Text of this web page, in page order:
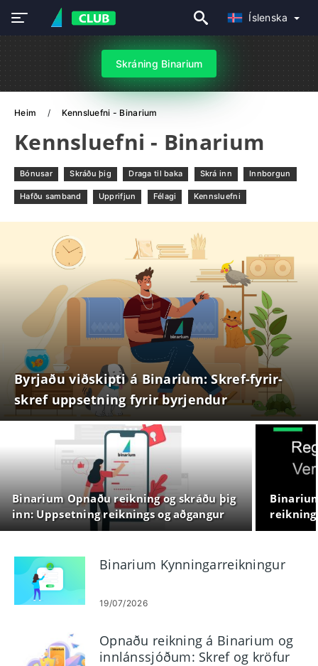
Íslenska
Skráning Binarium
Heim Kennsluefni - Binarium
Kennsluefni - Binarium
Bónusar Skráðu þig Draga til baka Skrá inn Innborgun
Hafðu samband Upprifjun Félagi Kennsluefni
Byrjaðu viðskipti á Binarium: Skref-fyrir-
skref uppsetning fyrir byrjendur
Binarium Opnaðu reikning og skráðu þig
inn: Uppsetning reiknings og aðgangur
Binarium Kynningarreikningur
19/07/2026
Opnaðu reikning á Binarium og
innlánssjóðum: Skref og kröfur